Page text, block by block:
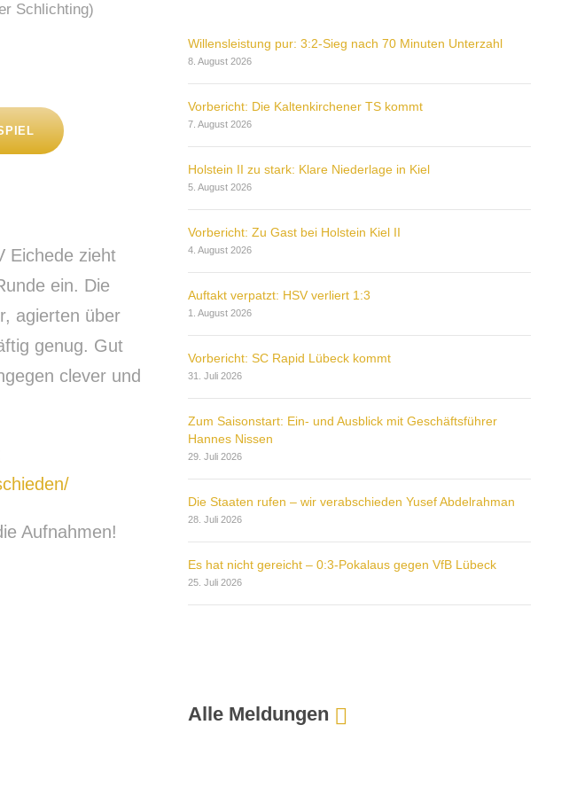
Schlichting)
Eichede zieht
ein. Die
agierten über
genug. Gut
clever und
Aufnahmen!
Willensleistung pur: 3:2-Sieg nach 70 Minuten Unterzahl
8. August 2026
Vorbericht: Die Kaltenkirchener TS kommt
7. August 2026
Holstein II zu stark: Klare Niederlage in Kiel
5. August 2026
Vorbericht: Zu Gast bei Holstein Kiel II
4. August 2026
Auftakt verpatzt: HSV verliert 1:3
1. August 2026
Vorbericht: SC Rapid Lübeck kommt
31. Juli 2026
Zum Saisonstart: Ein- und Ausblick mit Geschäftsführer
Hannes Nissen
29. Juli 2026
Die Staaten rufen – wir verabschieden Yusef Abdelrahman
28. Juli 2026
Es hat nicht gereicht – 0:3-Pokalaus gegen VfB Lübeck
25. Juli 2026
Alle Meldungen